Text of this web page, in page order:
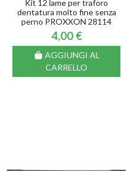
Kit 12 lame per traforo
dentatura molto fine senza
perno PROXXON 28114
4,00 €
AGGIUNGI AL
CARRELLO